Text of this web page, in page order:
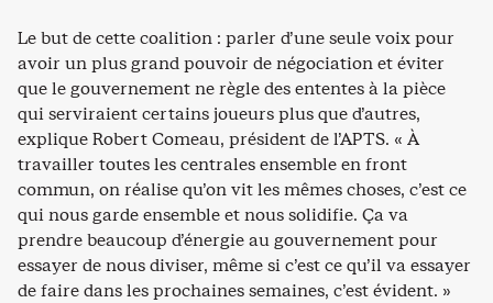
Le but de cette coalition : parler d’une seule voix pour
avoir un plus grand pouvoir de négociation et éviter
que le gouvernement ne règle des ententes à la pièce
qui serviraient certains joueurs plus que d’autres,
explique Robert Comeau, président de l’APTS. « À
travailler toutes les centrales ensemble en front
commun, on réalise qu’on vit les mêmes choses, c’est ce
qui nous garde ensemble et nous solidifie. Ça va
prendre beaucoup d’énergie au gouvernement pour
essayer de nous diviser, même si c’est ce qu’il va essayer
de faire dans les prochaines semaines, c’est évident. »